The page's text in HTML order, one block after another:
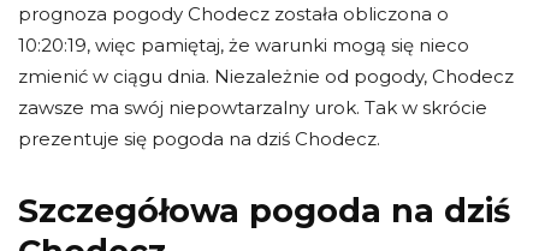
prognoza pogody Chodecz została obliczona o
10:20:19, więc pamiętaj, że warunki mogą się nieco
zmienić w ciągu dnia. Niezależnie od pogody, Chodecz
zawsze ma swój niepowtarzalny urok. Tak w skrócie
prezentuje się pogoda na dziś Chodecz.
Szczegółowa pogoda na dziś